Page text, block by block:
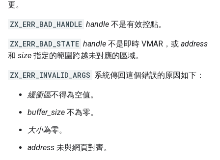
更。
ZX_ERR_BAD_HANDLE handle 不是有效控點。
ZX_ERR_BAD_STATE handle 不是即時 VMAR，或 address
和 size 指定的範圍跨越未對應的區域。
ZX_ERR_INVALID_ARGS 系統傳回這個錯誤的原因如下：
緩衝區不得為空值。
buffer_size 不為零。
大小為零。
address 未與網頁對齊。